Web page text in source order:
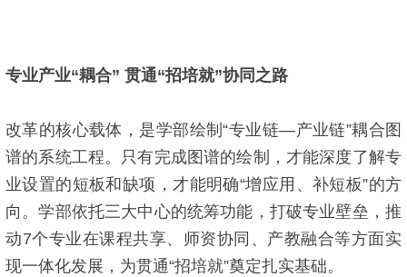
专业产业“耦合” 贯通“招培就”协同之路
改革的核心载体，是学部绘制“专业链—产业链”耦合图
谱的系统工程。只有完成图谱的绘制，才能深度了解专
业设置的短板和缺项，才能明确“增应用、补短板”的方
向。学部依托三大中心的统筹功能，打破专业壁垒，推
动7个专业在课程共享、师资协同、产教融合等方面实
现一体化发展，为贯通“招培就”奠定扎实基础。